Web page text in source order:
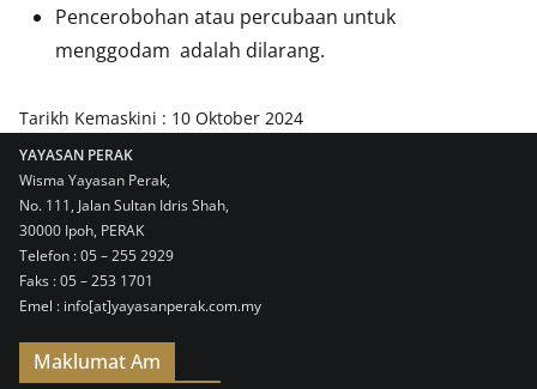
Pencerobohan atau percubaan untuk
menggodam adalah dilarang.
Tarikh Kemaskini : 10 Oktober 2024
YAYASAN PERAK
Wisma Yayasan Perak,
No. 111, Jalan Sultan Idris Shah,
30000 Ipoh, PERAK
Telefon : 05 – 255 2929
Faks : 05 – 253 1701
Emel : info[at]yayasanperak.com.my
Maklumat Am